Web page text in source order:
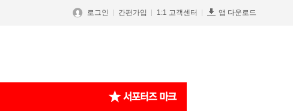
로그인 간편가입 1:1 고객센터 앱 다운로드